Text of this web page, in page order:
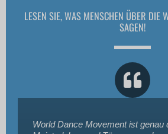
LESEN SIE, WAS MENSCHEN ÜBER DIE
SAGEN!
World Dance Movement ist genau